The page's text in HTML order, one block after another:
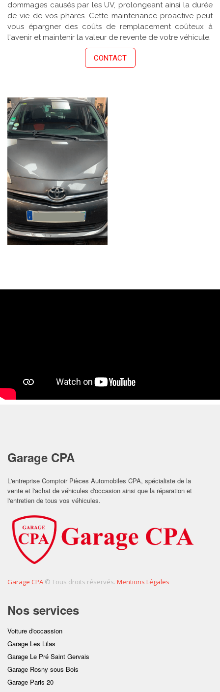
dommages causés par les UV, prolongeant ainsi la durée
de vie de vos phares. Cette maintenance proactive peut
vous épargner des coûts de remplacement coûteux à
l'avenir et maintenir la valeur de revente de votre véhicule.
CONTACT
Garage CPA
L'entreprise Comptoir Pièces Automobiles CPA, spécialiste de la
vente et l'achat de véhicules d'occasion ainsi que la réparation et
l'entretien de tous vos véhicules.
Garage CPA © Tous droits réservés. Mentions Légales
Nos services
Voiture d'occassion
Garage Les Lilas
Garage Le Pré Saint Gervais
Garage Rosny sous Bois
Garage Paris 20